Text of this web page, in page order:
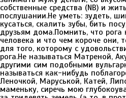
собственные средства (NB) и
послушании.Не уметь: зудеть,
кусаться, скалить зубы, бить
друзьям дома.Помнить, что
человека и что чем короче они,
для того, которому с
рога.Не называться Матреной,
другими сим подобными
называться как-нибудь
Леночкой, Маруськой, Катей,
маменьку, сиречь мою